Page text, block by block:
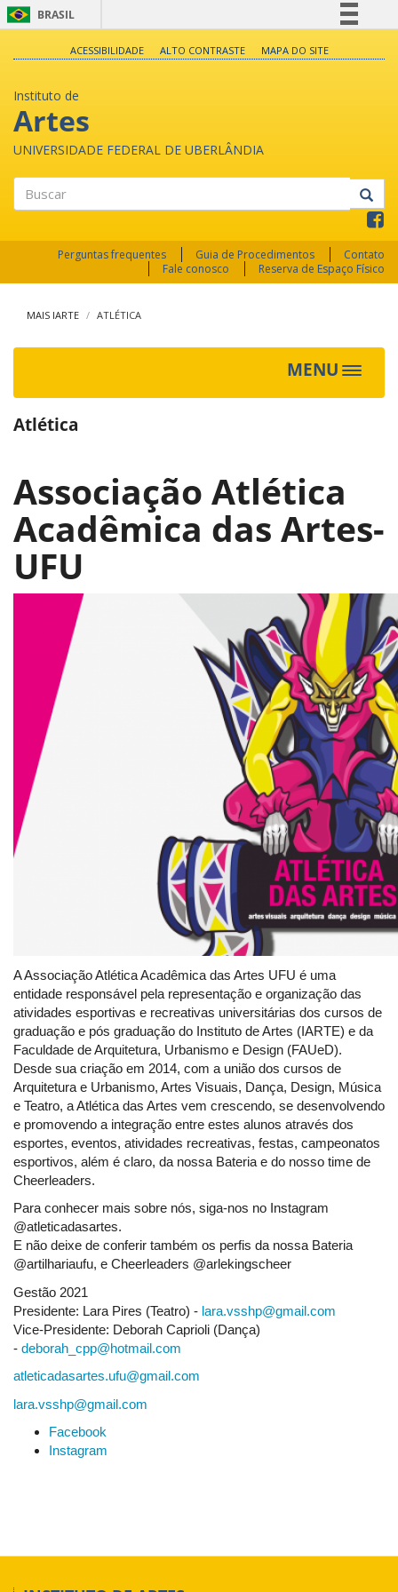
BRASIL
Legislação
Canais
ACESSIBILIDADE ALTO CONTRASTE MAPA DO SITE
Instituto de
Artes
UNIVERSIDADE FEDERAL DE UBERLÂNDIA
Perguntas frequentes Guia de Procedimentos
Contato
Fale conosco
Reserva de Espaço Físico
MAIS IARTE ATLÉTICA
MENU
Toggle
Atlética
Associação Atlética
Acadêmica das Artes-
UFU
A Associação Atlética Acadêmica das Artes UFU é uma
entidade responsável pela representação e organização das
atividades esportivas e recreativas universitárias dos cursos de
graduação e pós graduação do Instituto de Artes (IARTE) e da
Faculdade de Arquitetura, Urbanismo e Design (FAUeD).
Desde sua criação em 2014, com a união dos cursos de
Arquitetura e Urbanismo, Artes Visuais, Dança, Design, Música
e Teatro, a Atlética das Artes vem crescendo, se desenvolvendo
e promovendo a integração entre estes alunos através dos
esportes, eventos, atividades recreativas, festas, campeonatos
esportivos, além é claro, da nossa Bateria e do nosso time de
Cheerleaders.
Para conhecer mais sobre nós, siga-nos no Instagram
@atleticadasartes.
E não deixe de conferir também os perfis da nossa Bateria
@artilhariaufu, e Cheerleaders @arlekingscheer
Gestão 2021
Presidente: Lara Pires (Teatro) - lara.vsshp@gmail.com
Vice-Presidente: Deborah Caprioli (Dança)
- deborah_cpp@hotmail.com
atleticadasartes.ufu@gmail.com
lara.vsshp@gmail.com
Facebook
Instagram